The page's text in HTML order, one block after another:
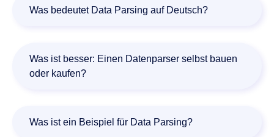
Was bedeutet Data Parsing auf Deutsch?
und strukturieren“ übersetzen. Dabei werden
unstrukturierte Daten in einzelne Bestandteile (z. B.
Felder) aufgeteilt und in ein maschinenlesbares Format
Was ist besser: Einen Datenparser selbst bauen
oder kaufen?
ressourcenintensiv. Der Zukauf eines Parsing Tools spart
Aufwand, ist meist zuverlässiger, skalierbar und schneller
Was ist ein Beispiel für Data Parsing?